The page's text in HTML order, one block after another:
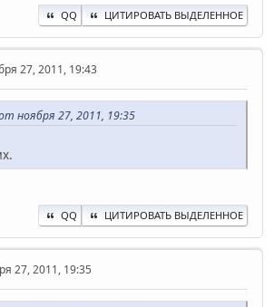
QQ ЦИТИРОВАТЬ ВЫДЕЛЕННОЕ
27, 2011, 19:43
ноября 27, 2011, 19:35
QQ ЦИТИРОВАТЬ ВЫДЕЛЕННОЕ
27, 2011, 19:35